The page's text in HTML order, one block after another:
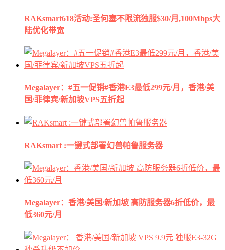
RAKsmart618活动:圣何塞不限流独服$30/月,100Mbps大
陆优化带宽
Megalayer：#五一促销#香港E3最低299元/月，香港/美
国/菲律宾/新加坡VPS五折起
RAKsmart :一键式部署幻兽帕鲁服务器
Megalayer：香港/美国/新加坡 高防服务器6折低价，最
低360元/月